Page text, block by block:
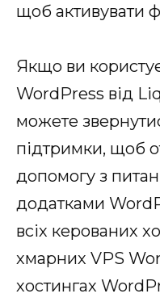
щоб активувати
Якщо ви
WordPress від
можете
підтримки, щоб
допомогу з
додатками
всіх керованих
хмарних VPS
хостингах